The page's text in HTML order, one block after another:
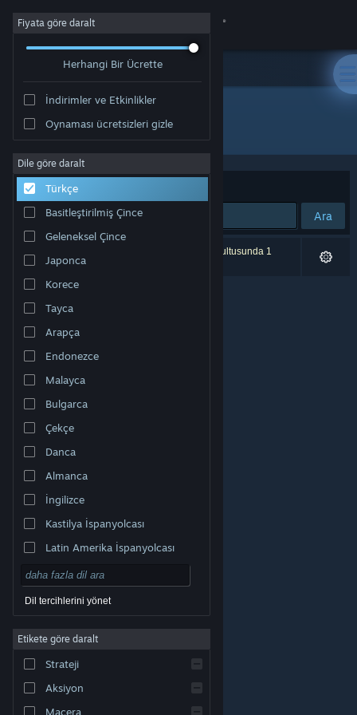
Giriş yap
Hakkında
Destek
Dili değiştir
Steam mobil uygulamasını yükle
Masaüstü internet sitesini görüntüle
markalar, ABD ve diğer ülkelerde ilgili sahiplerinin
Erişilebilirlik |
Çerezler
Fiyata göre daralt
Herhangi Bir Ücrette
İndirimler ve Etkinlikler
Oynaması ücretsizleri gizle
Dile göre daralt
Türkçe
Basitleştirilmiş Çince
Geleneksel Çince
Japonca
Korece
Tayca
Arapça
Endonezce
Malayca
Bulgarca
Çekçe
Danca
Almanca
İngilizce
Kastilya İspanyolcası
Latin Amerika İspanyolcası
Dil tercihlerini yönet
Etikete göre daralt
Strateji
Aksiyon
Macera
Geliştirici: Kentoo Sp. z o.o.
Sırala Uygunluk
Ara
0 sonuç aramanızla eşleşiyor. Tercihleriniz doğrultusunda 1
ürün dâhil edilmedi.